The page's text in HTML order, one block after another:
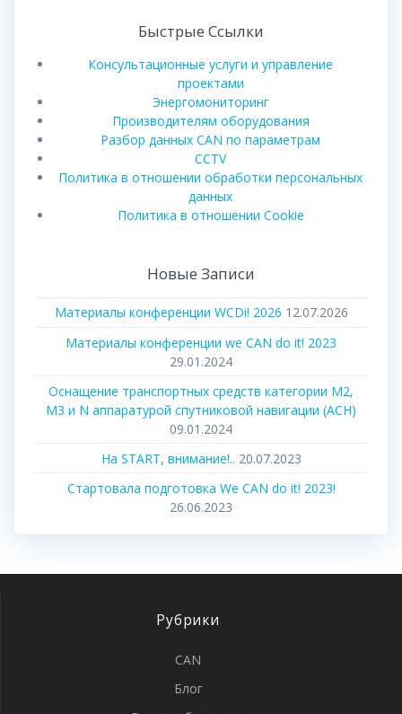
Быстрые Ссылки
Консультационные услуги и управление
проектами
Энергомониторинг
Производителям оборудования
Разбор данных CAN по параметрам
CCTV
Политика в отношении обработки персональных
данных
Политика в отношении Cookie
Новые Записи
Материалы конференции WCDi! 2026 12.07.2026
Материалы конференции we CAN do it! 2023
29.01.2024
Оснащение транспортных средств категории М2,
М3 и N аппаратурой спутниковой навигации (АСН)
09.01.2024
На START, внимание!.. 20.07.2023
Стартовала подготовка We CAN do it! 2023!
26.06.2023
Рубрики
CAN
Блог